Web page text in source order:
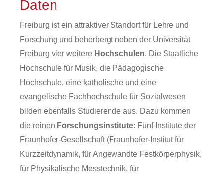
Daten
Freiburg ist ein attraktiver Standort für Lehre und
Forschung und beherbergt neben der Universität
Freiburg vier weitere Hochschulen. Die Staatliche
Hochschule für Musik, die Pädagogische
Hochschule, eine katholische und eine
evangelische Fachhochschule für Sozialwesen
bilden ebenfalls Studierende aus. Dazu kommen
die reinen Forschungsinstitute: Fünf Institute der
Fraunhofer-Gesellschaft (Fraunhofer-Institut für
Kurzzeitdynamik, für Angewandte Festkörperphysik,
für Physikalische Messtechnik, für